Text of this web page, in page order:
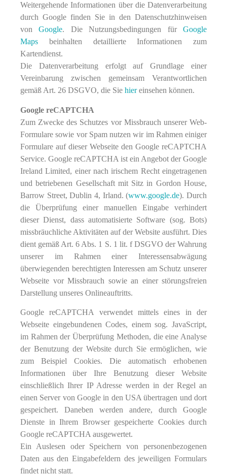
Weitergehende Informationen über die Datenverarbeitung
durch Google finden Sie in den Datenschutzhinweisen
vonGoogle. Die Nutzungsbedingungen fürGoogle
Maps beinhalten detaillierte Informationen zum
Kartendienst.
Die Datenverarbeitung erfolgt auf Grundlage einer
Vereinbarung zwischen gemeinsam Verantwortlichen
gemäß Art. 26 DSGVO, die Sie hiereinsehen können.
Google reCAPTCHA
Zum Zwecke des Schutzes vor Missbrauch unserer Web-
Formulare sowie vor Spam nutzen wir im Rahmen einiger
Formulare auf dieser Webseite den Google reCAPTCHA
Service. Google reCAPTCHA ist ein Angebot der Google
Ireland Limited, einer nach irischem Recht eingetragenen
und betriebenen Gesellschaft mit Sitz in Gordon House,
Barrow Street, Dublin 4, Irland. (www.google.de). Durch
die Überprüfung einer manuellen Eingabe verhindert
dieser Dienst, dass automatisierte Software (sog. Bots)
missbräuchliche Aktivitäten auf der Website ausführt. Dies
dient gemäß Art. 6 Abs. 1 S. 1 lit. f DSGVO der Wahrung
unserer im Rahmen einer Interessensabwägung
überwiegenden berechtigten Interessen am Schutz unserer
Webseite vor Missbrauch sowie an einer störungsfreien
Darstellung unseres Onlineauftritts.
Google reCAPTCHA verwendet mittels eines in der
Webseite eingebundenen Codes, einem sog. JavaScript,
im Rahmen der Überprüfung Methoden, die eine Analyse
der Benutzung der Website durch Sie ermöglichen, wie
zum Beispiel Cookies. Die automatisch erhobenen
Informationen über Ihre Benutzung dieser Website
einschließlich Ihrer IP Adresse werden in der Regel an
einen Server von Google in den USA übertragen und dort
gespeichert. Daneben werden andere, durch Google
Dienste in Ihrem Browser gespeicherte Cookies durch
Google reCAPTCHA ausgewertet.
Ein Auslesen oder Speichern von personenbezogenen
Daten aus den Eingabefeldern des jeweiligen Formulars
findet nicht statt.